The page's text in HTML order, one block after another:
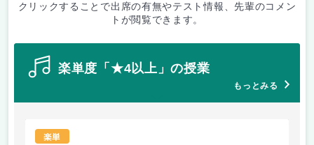
クリックすることで出席の有無やテスト情報、先輩のコメン
トが閲覧できます。
楽単度「★4以上」の授業
もっとみる
楽単